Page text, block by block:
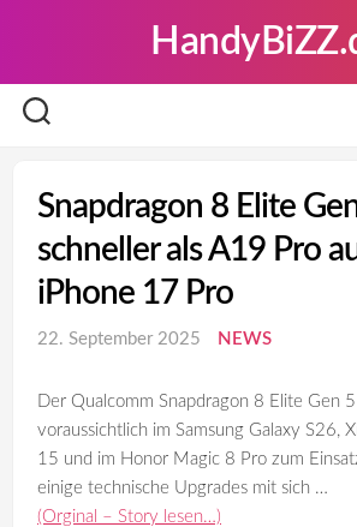
Snapdragon 8 Elite
schneller als A19 Pro
iPhone 17 Pro
22. September 2025 NEWS
Der Qualcomm Snapdragon 8 Elite Gen
voraussichtlich im Samsung Galaxy S26,
15 und im Honor Magic 8 Pro zum
einige technische Upgrades mit sich …
(Orginal – Story lesen…)